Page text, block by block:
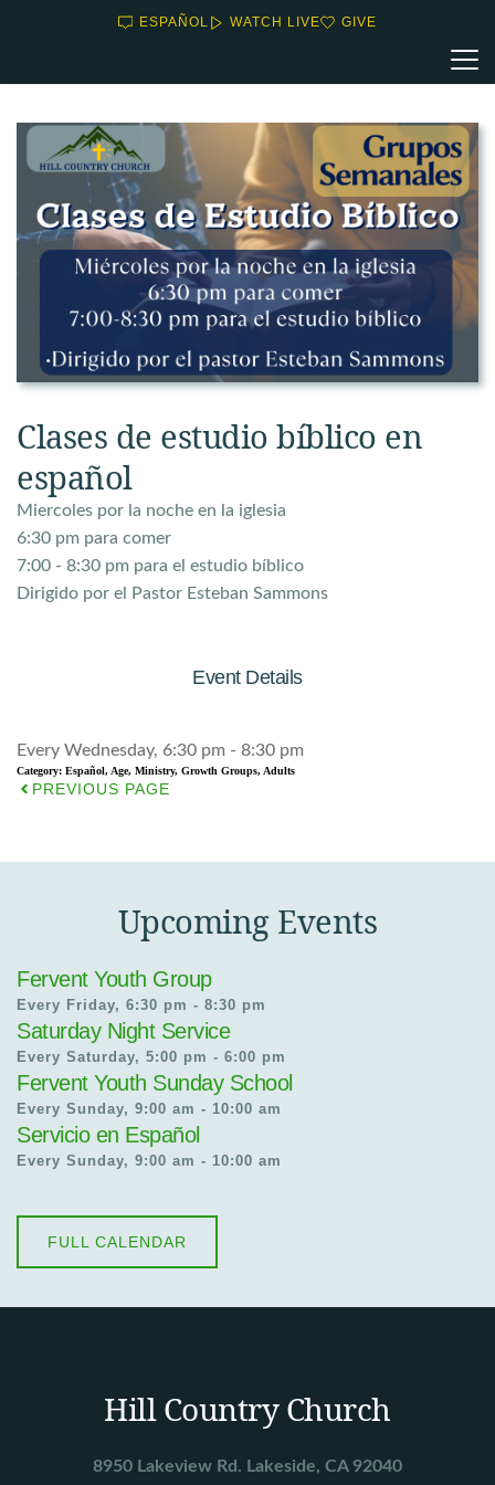
ESPAÑOL WATCH LIVE GIVE
Clases de estudio bíblico en
español
Miercoles por la noche en la iglesia
6:30 pm para comer
7:00 - 8:30 pm para el estudio bíblico
Dirigido por el Pastor Esteban Sammons
Event Details
Every Wednesday, 6:30 pm - 8:30 pm
Category: Español, Age, Ministry, Growth Groups, Adults
PREVIOUS PAGE
Upcoming Events
Fervent Youth Group
Every Friday, 6:30 pm - 8:30 pm
Saturday Night Service
Every Saturday, 5:00 pm - 6:00 pm
Fervent Youth Sunday School
Every Sunday, 9:00 am - 10:00 am
Servicio en Español
Every Sunday, 9:00 am - 10:00 am
FULL CALENDAR
Hill Country Church
8950 Lakeview Rd. Lakeside, CA 92040